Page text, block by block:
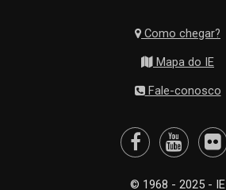
Como chegar?
Mapa do IE
Fale-conosco
© 1968 - 2025 - IE